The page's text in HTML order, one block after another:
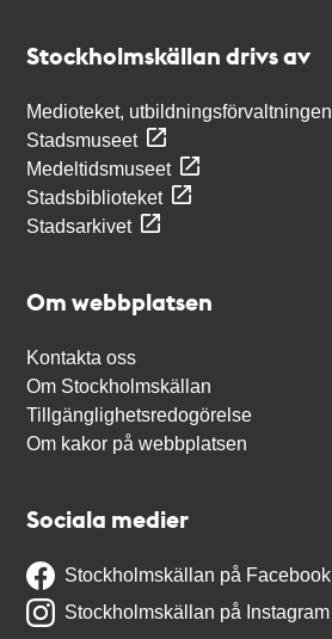
Stockholmskällan drivs av
Medioteket, utbildningsförvaltningen
Stadsmuseet
Medeltidsmuseet
Stadsbiblioteket
Stadsarkivet
Om webbplatsen
Kontakta oss
Om Stockholmskällan
Tillgänglighetsredogörelse
Om kakor på webbplatsen
Sociala medier
Stockholmskällan på Facebook
Stockholmskällan på Instagram